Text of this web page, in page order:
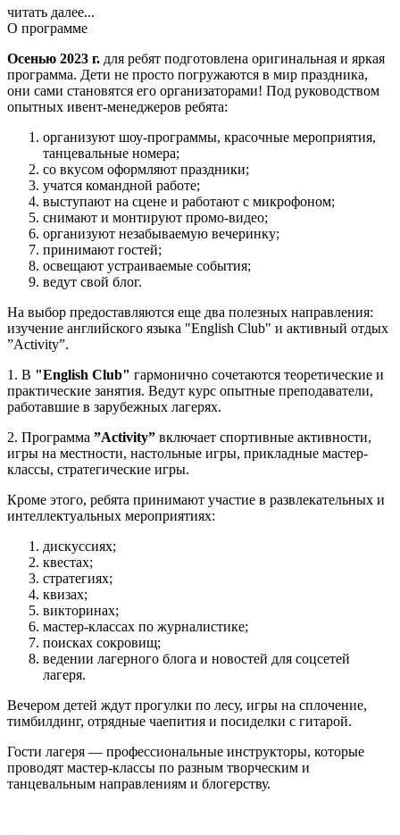
читать далее...
О программе
Осенью 2023 г. для ребят подготовлена оригинальная и яркая
программа. Дети не просто погружаются в мир праздника,
они сами становятся его организаторами! Под руководством
опытных ивент-менеджеров ребята:
организуют шоу-программы, красочные мероприятия,
танцевальные номера;
со вкусом оформляют праздники;
учатся командной работе;
выступают на сцене и работают с микрофоном;
снимают и монтируют промо-видео;
организуют незабываемую вечеринку;
принимают гостей;
освещают устраиваемые события;
ведут свой блог.
На выбор предоставляются еще два полезных направления:
изучение английского языка "English Club" и активный отдых
”Activity”.
1. В "English Club" гармонично сочетаются теоретические и
практические занятия. Ведут курс опытные преподаватели,
работавшие в зарубежных лагерях.
2. Программа ”Activity” включает спортивные активности,
игры на местности, настольные игры, прикладные мастер-
классы, стратегические игры.
Кроме этого, ребята принимают участие в развлекательных и
интеллектуальных мероприятиях:
дискуссиях;
квестах;
стратегиях;
квизах;
викторинах;
мастер-классах по журналистике;
поисках сокровищ;
ведении лагерного блога и новостей для соцсетей
лагеря.
Вечером детей ждут прогулки по лесу, игры на сплочение,
тимбилдинг, отрядные чаепития и посиделки с гитарой.
Гости лагеря — профессиональные инструкторы, которые
проводят мастер-классы по разным творческим и
танцевальным направлениям и блогерству.